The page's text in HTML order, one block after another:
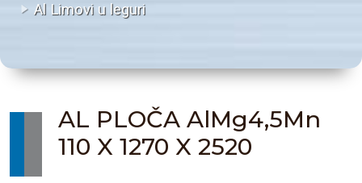
Al Limovi u leguri
AL PLOČA AlMg4,5Mn
110 X 1270 X 2520